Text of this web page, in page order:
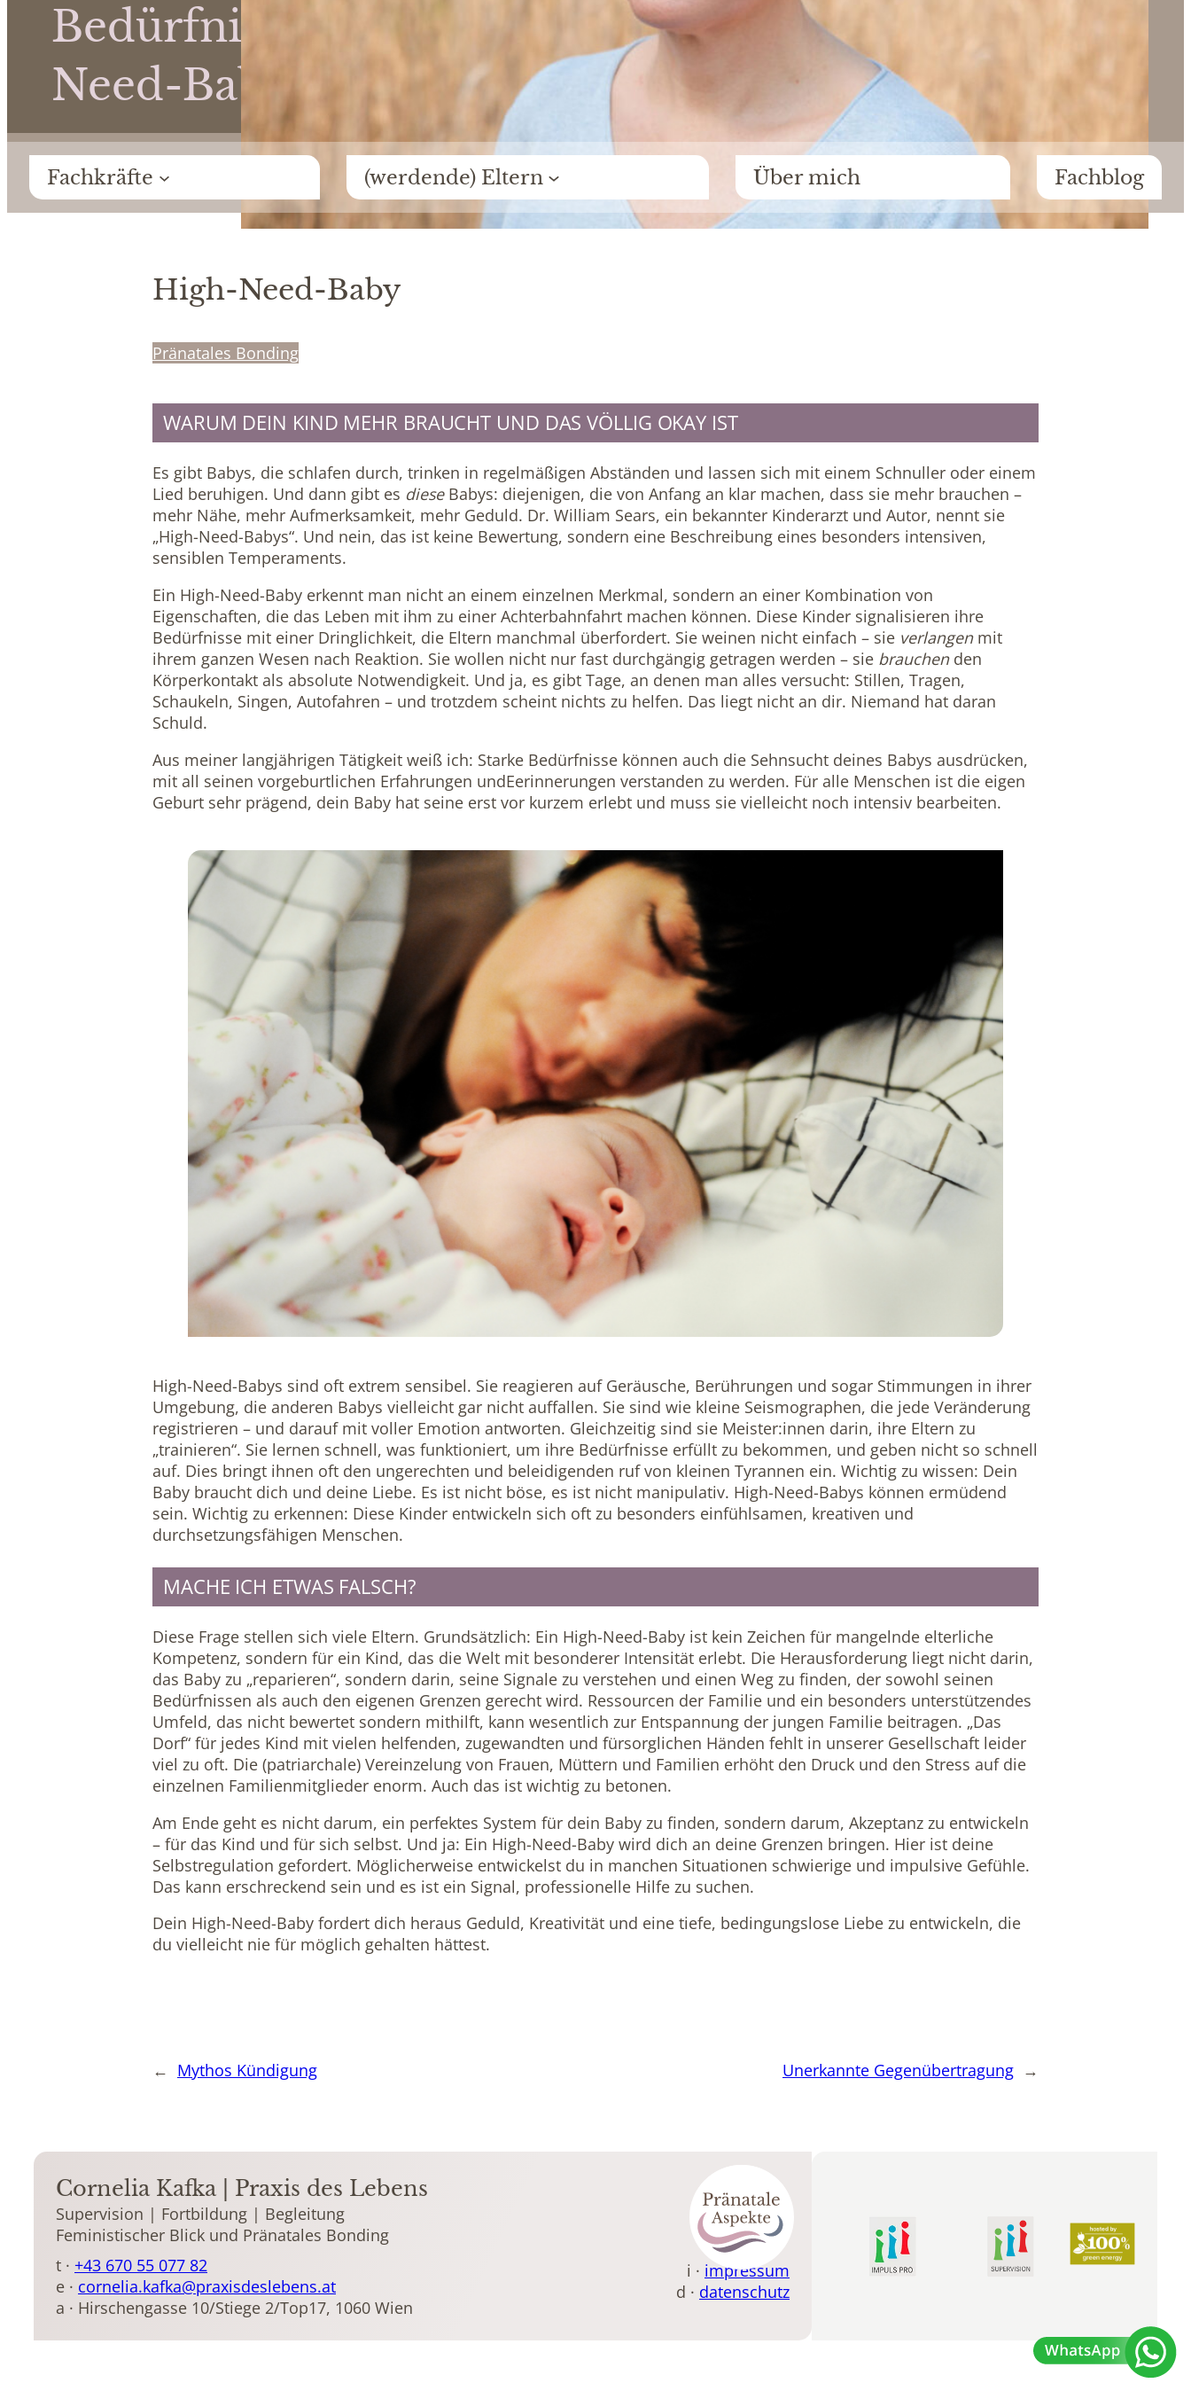
Bedürfnissen | Das High-
Need-Baby
Fachkräfte (werdende) Eltern Über mich Fachblog
High-Need-Baby
Pränatales Bonding
WARUM DEIN KIND MEHR BRAUCHT UND DAS VÖLLIG OKAY IST
Es gibt Babys, die schlafen durch, trinken in regelmäßigen Abständen und lassen sich mit einem Schnuller oder einem
Lied beruhigen. Und dann gibt es dieseBabys: diejenigen, die von Anfang an klar machen, dass sie mehr brauchen –
mehr Nähe, mehr Aufmerksamkeit, mehr Geduld. Dr. William Sears, ein bekannter Kinderarzt und Autor, nennt sie
„High-Need-Babys“. Und nein, das ist keine Bewertung, sondern eine Beschreibung eines besonders intensiven,
sensiblen Temperaments.
Ein High-Need-Baby erkennt man nicht an einem einzelnen Merkmal, sondern an einer Kombination von
Eigenschaften, die das Leben mit ihm zu einer Achterbahnfahrt machen können. Diese Kinder signalisieren ihre
Bedürfnisse mit einer Dringlichkeit, die Eltern manchmal überfordert. Sie weinen nicht einfach – sie verlangenmit
ihrem ganzen Wesen nach Reaktion. Sie wollen nicht nur fast durchgängig getragen werden – sie brauchenden
Körperkontakt als absolute Notwendigkeit. Und ja, es gibt Tage, an denen man alles versucht: Stillen, Tragen,
Schaukeln, Singen, Autofahren – und trotzdem scheint nichts zu helfen. Das liegt nicht an dir. Niemand hat daran
Schuld.
Aus meiner langjährigen Tätigkeit weiß ich: Starke Bedürfnisse können auch die Sehnsucht deines Babys ausdrücken,
mit all seinen vorgeburtlichen Erfahrungen undEerinnerungen verstanden zu werden. Für alle Menschen ist die eigen
Geburt sehr prägend, dein Baby hat seine erst vor kurzem erlebt und muss sie vielleicht noch intensiv bearbeiten.
High-Need-Babys sind oft extrem sensibel. Sie reagieren auf Geräusche, Berührungen und sogar Stimmungen in ihrer
Umgebung, die anderen Babys vielleicht gar nicht auffallen. Sie sind wie kleine Seismographen, die jede Veränderung
registrieren – und darauf mit voller Emotion antworten. Gleichzeitig sind sie Meister:innen darin, ihre Eltern zu
„trainieren“. Sie lernen schnell, was funktioniert, um ihre Bedürfnisse erfüllt zu bekommen, und geben nicht so schnell
auf. Dies bringt ihnen oft den ungerechten und beleidigenden ruf von kleinen Tyrannen ein. Wichtig zu wissen: Dein
Baby braucht dich und deine Liebe. Es ist nicht böse, es ist nicht manipulativ. High-Need-Babys können ermüdend
sein. Wichtig zu erkennen: Diese Kinder entwickeln sich oft zu besonders einfühlsamen, kreativen und
durchsetzungsfähigen Menschen.
MACHE ICH ETWAS FALSCH?
Diese Frage stellen sich viele Eltern. Grundsätzlich: Ein High-Need-Baby ist kein Zeichen für mangelnde elterliche
Kompetenz, sondern für ein Kind, das die Welt mit besonderer Intensität erlebt. Die Herausforderung liegt nicht darin,
das Baby zu „reparieren“, sondern darin, seine Signale zu verstehen und einen Weg zu finden, der sowohl seinen
Bedürfnissen als auch den eigenen Grenzen gerecht wird. Ressourcen der Familie und ein besonders unterstützendes
Umfeld, das nicht bewertet sondern mithilft, kann wesentlich zur Entspannung der jungen Familie beitragen. „Das
Dorf“ für jedes Kind mit vielen helfenden, zugewandten und fürsorglichen Händen fehlt in unserer Gesellschaft leider
viel zu oft. Die (patriarchale) Vereinzelung von Frauen, Müttern und Familien erhöht den Druck und den Stress auf die
einzelnen Familienmitglieder enorm. Auch das ist wichtig zu betonen.
Am Ende geht es nicht darum, ein perfektes System für dein Baby zu finden, sondern darum, Akzeptanz zu entwickeln
– für das Kind und für sich selbst. Und ja: Ein High-Need-Baby wird dich an deine Grenzen bringen. Hier ist deine
Selbstregulation gefordert. Möglicherweise entwickelst du in manchen Situationen schwierige und impulsive Gefühle.
Das kann erschreckend sein und es ist ein Signal, professionelle Hilfe zu suchen.
Dein High-Need-Baby fordert dich heraus Geduld, Kreativität und eine tiefe, bedingungslose Liebe zu entwickeln, die
du vielleicht nie für möglich gehalten hättest.
← Mythos Kündigung Unerkannte Gegenübertragung →
Cornelia Kafka | Praxis des Lebens
Supervision | Fortbildung | Begleitung
Feministischer Blick und Pränatales Bonding
t · +43 670 55 077 82
e · cornelia.kafka@praxisdeslebens.at
a · Hirschengasse 10/Stiege 2/Top17, 1060 Wien
i · impressum
d · datenschutz